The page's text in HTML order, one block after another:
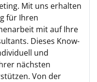
Mit uns erhalten
für Ihren
mit auf Ihre
Dieses Know-
und
nächsten
Von der